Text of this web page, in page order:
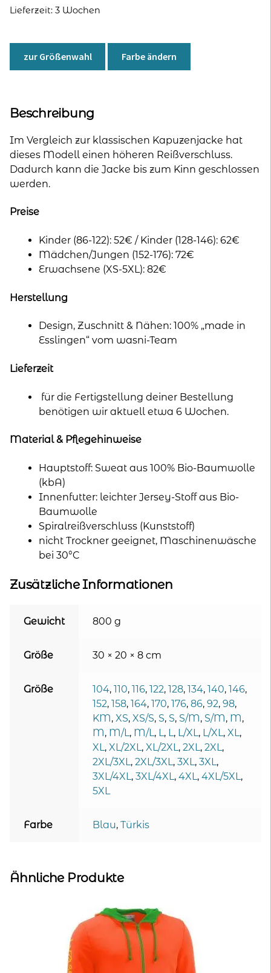
Lieferzeit: 3 Wochen
zur Größenwahl Farbe ändern
Beschreibung
Im Vergleich zur klassischen Kapuzenjacke hat
dieses Modell einen höheren Reißverschluss.
Dadurch kann die Jacke bis zum Kinn geschlossen
werden.
Preise
Kinder (86-122): 52€ / Kinder (128-146): 62€
Mädchen/Jungen (152-176): 72€
Erwachsene (XS-5XL): 82€
Herstellung
Design, Zuschnitt & Nähen: 100% „made in
Esslingen“ vom wasni-Team
Lieferzeit
für die Fertigstellung deiner Bestellung
benötigen wir aktuell etwa 6 Wochen.
Material & Pflegehinweise
Hauptstoff: Sweat aus 100% Bio-Baumwolle
(kbA)
Innenfutter: leichter Jersey-Stoff aus Bio-
Baumwolle
Spiralreißverschluss (Kunststoff)
nicht Trockner geeignet, Maschinenwäsche
bei 30°C
Zusätzliche Informationen
Gewicht 800 g
Größe 30 × 20 × 8 cm
Größe 104, 110, 116, 122, 128, 134, 140, 146,
152, 158, 164, 170, 176, 86, 92, 98,
KM, XS, XS/S, S, S, S/M, S/M, M,
M, M/L, M/L, L, L, L/XL, L/XL, XL,
XL, XL/2XL, XL/2XL, 2XL, 2XL,
2XL/3XL, 2XL/3XL, 3XL, 3XL,
3XL/4XL, 3XL/4XL, 4XL, 4XL/5XL,
5XL
Farbe Blau, Türkis
Ähnliche Produkte